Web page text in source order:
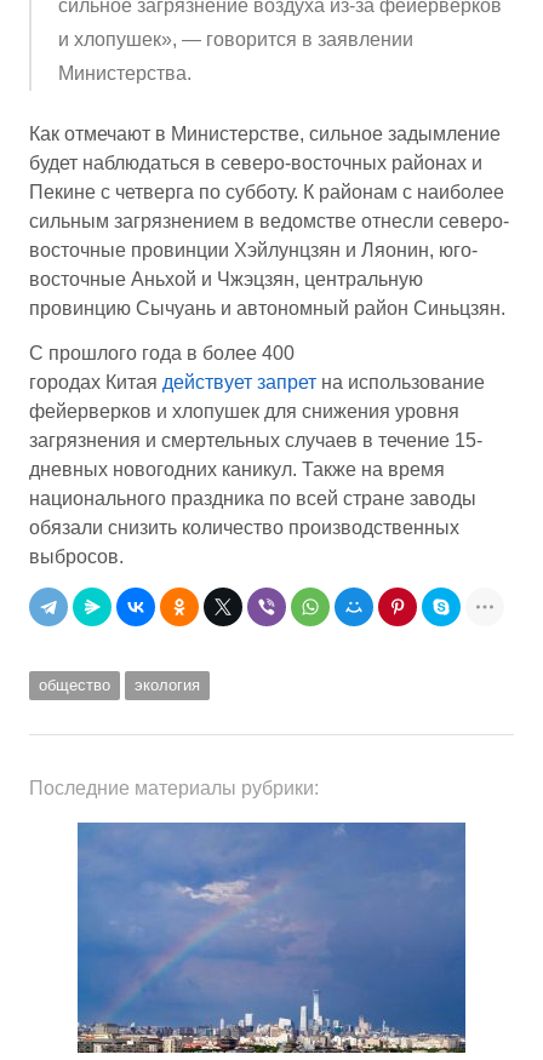
сильное загрязнение воздуха из-за фейерверков
и хлопушек», — говорится в заявлении
Министерства.
Как отмечают в Министерстве, сильное задымление
будет наблюдаться в северо-восточных районах и
Пекине с четверга по субботу. К районам с наиболее
сильным загрязнением в ведомстве отнесли северо-
восточные провинции Хэйлунцзян и Ляонин, юго-
восточные Аньхой и Чжэцзян, центральную
провинцию Сычуань и автономный район Синьцзян.
С прошлого года в более 400
городах Китая действует запрет на использование
фейерверков и хлопушек для снижения уровня
загрязнения и смертельных случаев в течение 15-
дневных новогодних каникул. Также на время
национального праздника по всей стране заводы
обязали снизить количество производственных
выбросов.
общество экология
Последние материалы рубрики: